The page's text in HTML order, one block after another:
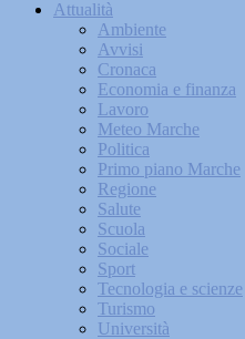
Attualità
Ambiente
Avvisi
Cronaca
Economia e finanza
Lavoro
Meteo Marche
Politica
Primo piano Marche
Regione
Salute
Scuola
Sociale
Sport
Tecnologia e scienze
Turismo
Università